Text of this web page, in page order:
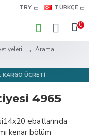
TRY TÜRKÇE
0
Arama
ÜCRETİ
4965